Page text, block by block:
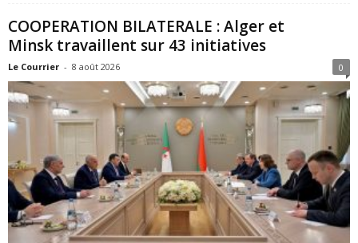
COOPERATION BILATERALE : Alger et
Minsk travaillent sur 43 initiatives
Le Courrier - 8 août 2026 0